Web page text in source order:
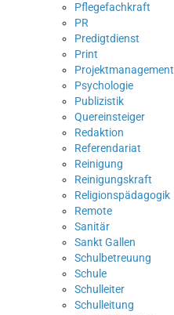
Pflegefachkraft
PR
Predigtdienst
Print
Projektmanagement
Psychologie
Publizistik
Quereinsteiger
Redaktion
Referendariat
Reinigung
Reinigungskraft
Religionspädagogik
Remote
Sanitär
Sankt Gallen
Schulbetreuung
Schule
Schulleiter
Schulleitung